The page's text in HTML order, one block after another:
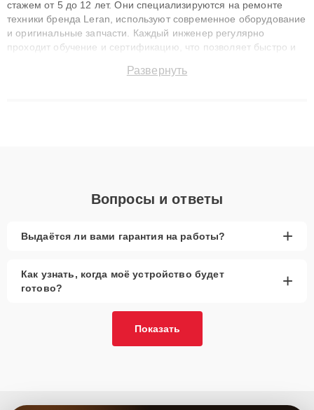
стажем от 5 до 12 лет. Они специализируются на ремонте
техники бренда Leran, используют современное оборудование
и оригинальные запчасти. Каждый инженер регулярно
проходит обучение и сертификацию, что позволяет быстро и
сохранением гарантии до 3 лет. Наши мастера решают
Развернуть
Вопросы и ответы
Выдаётся ли вами гарантия на работы? +
Как узнать, когда моё устройство будет
готово?
+
Показать